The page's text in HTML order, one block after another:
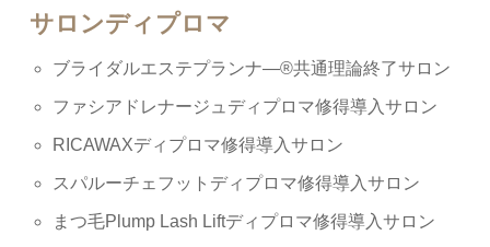
サロンディプロマ
ブライダルエステプランナ―®共通理論終了サロン
ファシアドレナージュディプロマ修得導入サロン
RICAWAXディプロマ修得導入サロン
スパルーチェフットディプロマ修得導入サロン
まつ毛Plump Lash Liftディプロマ修得導入サロン